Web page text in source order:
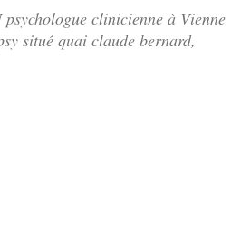
psychologue clinicienne à Vienne
situé quai claude bernard,